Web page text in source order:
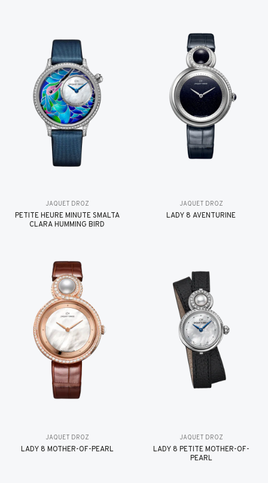
JAQUET DROZ
PETITE HEURE MINUTE SMALTA
CLARA HUMMING BIRD
JAQUET DROZ
LADY 8 AVENTURINE
JAQUET DROZ
LADY 8 MOTHER-OF-PEARL
JAQUET DROZ
LADY 8 PETITE MOTHER-OF-
PEARL